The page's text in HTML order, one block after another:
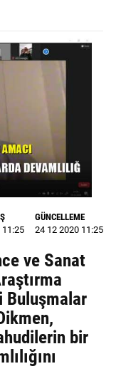
11:25
GÜNCELLEME
24 12 2020 11:25
ve Sanat
Buluşmalar
bir